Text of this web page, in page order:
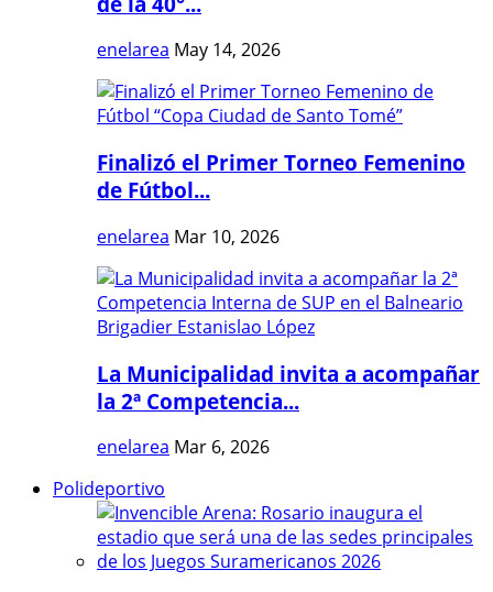
enelarea May 14, 2026
Finalizó el Primer Torneo Femenino
de Fútbol...
enelarea Mar 10, 2026
La Municipalidad invita a acompañar
la 2ª Competencia...
enelarea Mar 6, 2026
Polideportivo